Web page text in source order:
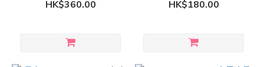
HK$360.00 HK$180.00